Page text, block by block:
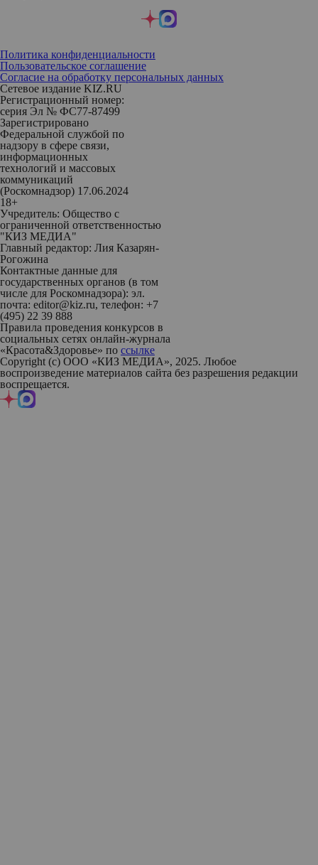
Политика конфиденциальности
Пользовательское соглашение
Согласие на обработку персональных данных
Сетевое издание KIZ.RU
Регистрационный номер:
серия Эл № ФС77-87499
Зарегистрировано
Федеральной службой по
надзору в сфере связи,
информационных
технологий и массовых
коммуникаций
(Роскомнадзор) 17.06.2024
18+
Учредитель: Общество с
ограниченной ответственностью
"КИЗ МЕДИА"
Главный редактор: Лия Казарян-
Рогожина
Контактные данные для
государственных органов (в том
числе для Роскомнадзора): эл.
почта: editor@kiz.ru, телефон: +7
(495) 22 39 888
Правила проведения конкурсов в
социальных сетях онлайн-журнала
«Красота&Здоровье» по ссылке
Copyright (с) ООО «КИЗ МЕДИА», 2025. Любое
воспроизведение материалов сайта без разрешения редакции
воспрещается.